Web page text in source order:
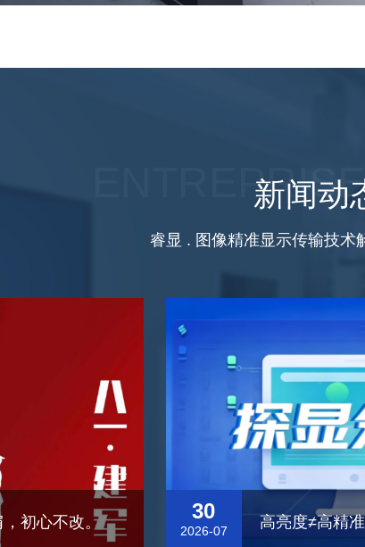
新闻动
睿显 . 图像精准显示传输技术
初心不改。 30
2026-07